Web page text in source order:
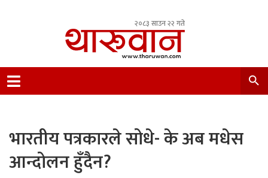
२०८३ साउन २२ गते
Nepal.
भारतीय पत्रकारले सोधे- के अब मधेस
आन्दोलन हुँदैन?